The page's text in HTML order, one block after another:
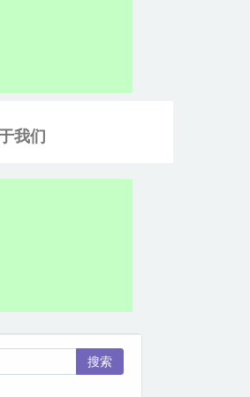
我们
搜索